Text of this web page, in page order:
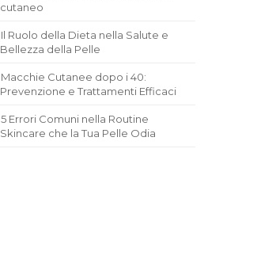
cutaneo
Il Ruolo della Dieta nella Salute e
Bellezza della Pelle
Macchie Cutanee dopo i 40:
Prevenzione e Trattamenti Efficaci
5 Errori Comuni nella Routine
Skincare che la Tua Pelle Odia